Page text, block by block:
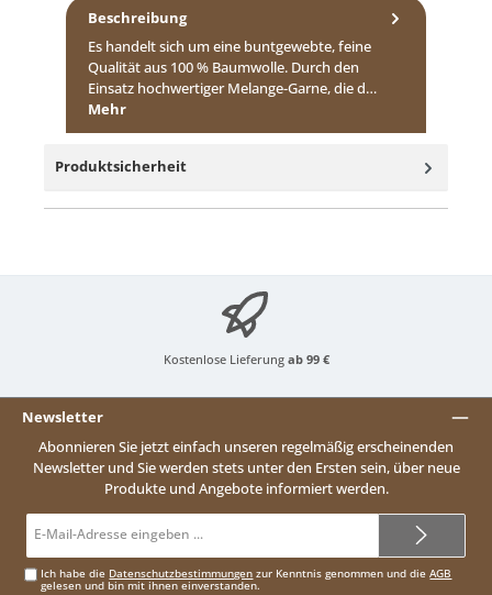
Beschreibung
Es handelt sich um eine buntgewebte, feine
Qualität aus 100 % Baumwolle. Durch den
Einsatz hochwertiger Melange-Garne, die d…
Mehr
Produktsicherheit
Kostenlose Lieferung ab 99 €
Newsletter
Abonnieren Sie jetzt einfach unseren regelmäßig erscheinenden
Newsletter und Sie werden stets unter den Ersten sein, über neue
Produkte und Angebote informiert werden.
Mail-
Ich habe die Datenschutzbestimmungen zur Kenntnis genommen und dieAGB
gelesen und bin mit ihnen einverstanden.